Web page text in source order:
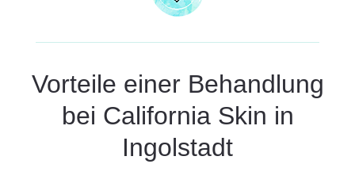
Vorteile einer Behandlung
bei California Skin in
Ingolstadt